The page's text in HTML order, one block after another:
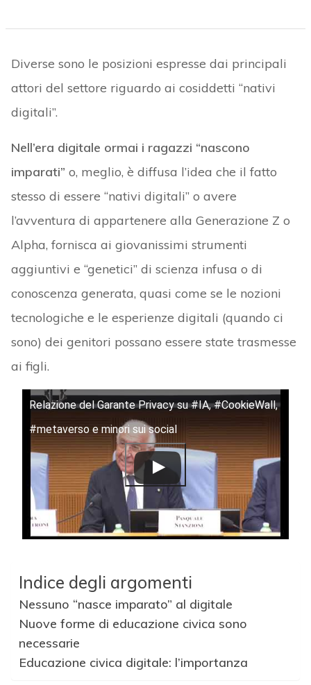
Diverse sono le posizioni espresse dai principali
attori del settore riguardo ai cosiddetti “nativi
digitali”.
Nell’era digitale ormai i ragazzi “nascono
imparati” o, meglio, è diffusa l’idea che il fatto
stesso di essere “nativi digitali” o avere
l’avventura di appartenere alla Generazione Z o
Alpha, fornisca ai giovanissimi strumenti
aggiuntivi e “genetici” di scienza infusa o di
conoscenza generata, quasi come se le nozioni
tecnologiche e le esperienze digitali (quando ci
sono) dei genitori possano essere state trasmesse
ai figli.
Relazione del Garante Privacy su #IA, #CookieWall,
#metaverso e minori sui social
Indice degli argomenti
Nessuno “nasce imparato” al digitale
Nuove forme di educazione civica sono
necessarie
Educazione civica digitale: l’importanza